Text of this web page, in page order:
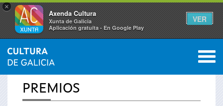
×
Axenda Cultura
Xunta de Galicia
Aplicación gratuíta - En Google Play
VER
Se
encuentra
INICIO 0
PREMIOS